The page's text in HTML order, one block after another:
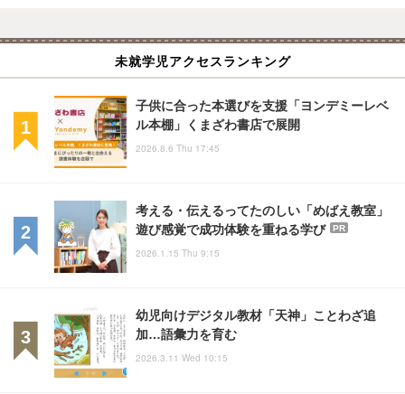
未就学児アクセスランキング
子供に合った本選びを支援「ヨンデミーレベ
ル本棚」くまざわ書店で展開
2026.8.6 Thu 17:45
考える・伝えるってたのしい「めばえ教室」
遊び感覚で成功体験を重ねる学び
PR
2026.1.15 Thu 9:15
幼児向けデジタル教材「天神」ことわざ追
加…語彙力を育む
2026.3.11 Wed 10:15